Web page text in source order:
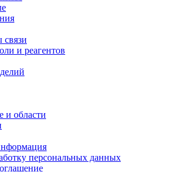
связи
и реагентов
и области
персональных данных